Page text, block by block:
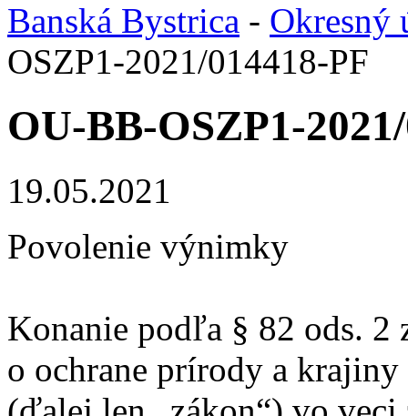
Banská Bystrica - Okresný
OSZP1-2021/014418-PF
OU-BB-OSZP1-
19.05.2021
Povolenie výnimky
Konanie podľa § 82 ods. 2
o ochrane prírody a